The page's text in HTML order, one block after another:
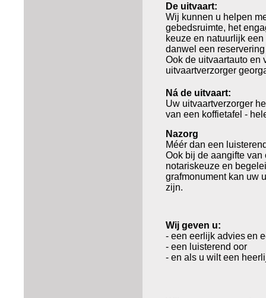
De uitvaart:
Wij kunnen u helpen
gebedsruimte, het
keuze en natuurlijk
danwel een
Ook de uitvaartauto en
uitvaartverzorger
Ná de uitvaart:
Uw uitvaartverzorger
van een koffietafel -
Nazorg
Méér dan een
Ook bij de aangifte
notariskeuze en
grafmonument kan uw
zijn.
Wij geven u:
- een eerlijk adviesen
- een luisterend oor
- en als u wilt een